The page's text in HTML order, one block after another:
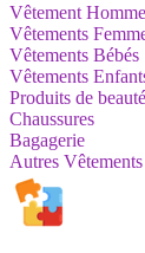
Vêtement Homme
Vêtements
Vêtements Bébés
Vêtements
Produits de
Chaussures
Bagagerie
Autres Vêtements